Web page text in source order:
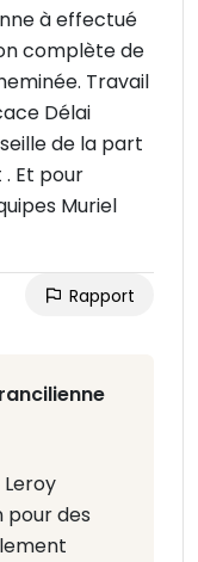
à effectué
complète de
Travail
Délai
de la part
Et pour
Muriel
Rapport
pour des